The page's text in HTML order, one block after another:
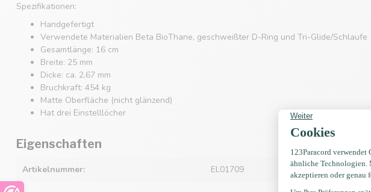
Spezifikationen:
Handgefertigt
Verwendete Materialien Beta BioThane, geschweißter D-Ring und Tri-Glide/Schlaufe
Gesamtlänge: 16 cm
Breite: 25 mm
Dicke: ca. 2,67 mm
Bruchkraft: 454 kg
Matte Oberfläche (nicht glänzend)
Hat drei Einstelllöcher
Eigenschaften
Artikelnummer: EL01709